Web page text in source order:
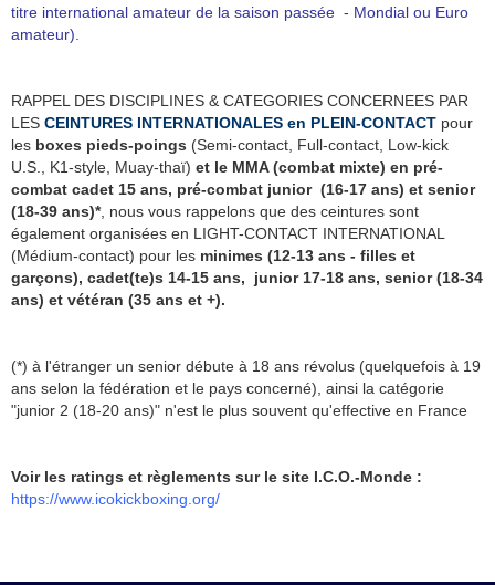
titre international amateur de la saison passée - Mondial ou Euro
amateur).
RAPPEL DES DISCIPLINES & CATEGORIES CONCERNEES PAR
LES CEINTURES INTERNATIONALES en PLEIN-CONTACT pour
les boxes pieds-poings (Semi-contact, Full-contact, Low-kick
U.S., K1-style, Muay-thaï) et le MMA (combat mixte) en pré-
combat cadet 15 ans, pré-combat junior (16-17 ans) et senior
(18-39 ans)*, nous vous rappelons que des ceintures sont
également organisées en LIGHT-CONTACT INTERNATIONAL
(Médium-contact) pour les minimes (12-13 ans - filles et
garçons), cadet(te)s 14-15 ans, junior 17-18 ans, senior (18-34
ans) et vétéran (35 ans et +).
(*) à l'étranger un senior débute à 18 ans révolus (quelquefois à 19
ans selon la fédération et le pays concerné), ainsi la catégorie
"junior 2 (18-20 ans)" n'est le plus souvent qu'effective en France
Voir les ratings et règlements sur le site I.C.O.-Monde :
https://www.icokickboxing.org/